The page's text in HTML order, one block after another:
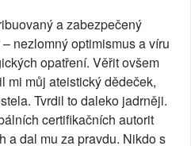
a zabezpečený
nezlomný optimismus a víru
opatření. Věřit ovšem
mi můj ateistický dědeček,
Tvrdil to daleko jadrněji.
certifikačních autorit
a dal mu za pravdu. Nikdo s